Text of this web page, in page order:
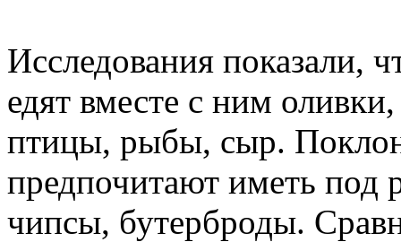
Исследования показали,
едят вместе с ним
птицы, рыбы, сыр.
предпочитают иметь под
чипсы, бутерброды.